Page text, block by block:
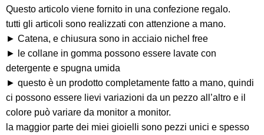
Questo articolo viene fornito in una confezione regalo.
tutti gli articoli sono realizzati con attenzione a mano.
► Catena, e chiusura sono in acciaio nichel free
► le collane in gomma possono essere lavate con
detergente e spugna umida
► questo è un prodotto completamente fatto a mano, quindi
ci possono essere lievi variazioni da un pezzo all’altro e il
colore può variare da monitor a monitor.
la maggior parte dei miei gioielli sono pezzi unici e spesso